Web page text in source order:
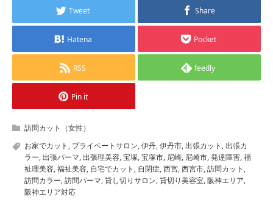
Tweet Share
Hatena Pocket
RSS feedly
Pin it
訪問カット（女性）
お家でカット , プライベートサロン,伊丹,伊丹市,出張カット ,出張カ
ラー,出張パーマ,出張理美容,宝塚,宝塚市, 尼崎, 尼崎市,発達障害,福
祉理美容,福祉美容, 自宅でカット , 自閉症,西宮,西宮市,訪問カット ,
訪問カラー,訪問パーマ,貸し切りサロン,貸切り美容室,阪神エリア,
阪神エリア対応